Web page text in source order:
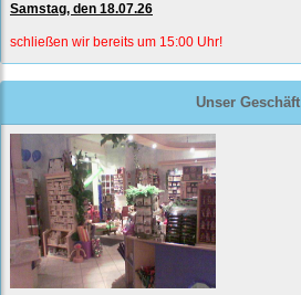
Samstag, den 18.07.26
schließen wir bereits um 15:00 Uhr!
Unser Geschäft